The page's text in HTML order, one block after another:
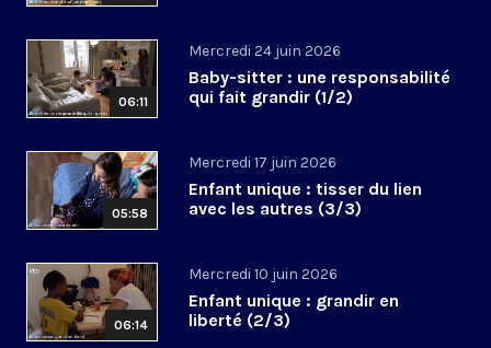
06:11
Mercredi 24 juin 2026
Baby-sitter : une responsabilité
qui fait grandir (1/2)
05:58
Mercredi 17 juin 2026
Enfant unique : tisser du lien
avec les autres (3/3)
06:14
Mercredi 10 juin 2026
Enfant unique : grandir en
liberté (2/3)